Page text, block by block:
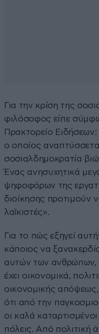
Για την κρίση της
φιλόσοφος είπε
Πρακτορείο Ειδήσεων:
ο οποίος
σοσιαλδημοκρατία
Ένας ανησυχητικά
ψηφοφόρων της
διοίκησης προτιμούν
λαϊκιστές».
Για το πώς εξηγεί
κάποιος να
αυτών των ανθρώπων,
έχει οικονομικά,
οικονομικής απόψεως,
ότι από την
οι καλά
πόλεις. Από πολιτική